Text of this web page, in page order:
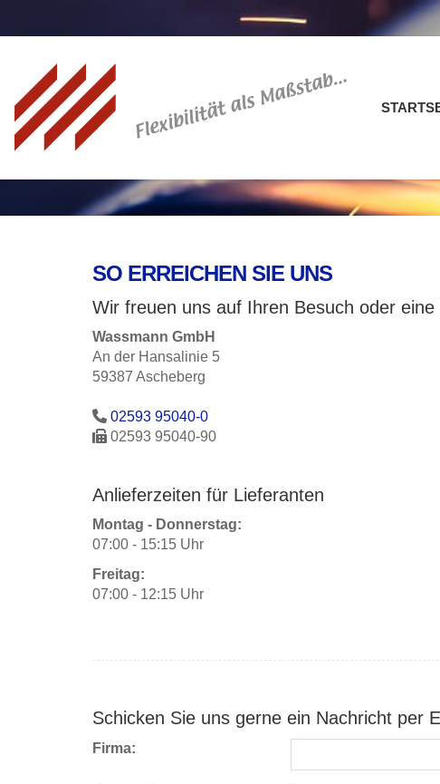
SO ERREICHEN SIE UNS
Wir freuen uns auf Ihren Besuch oder eine
Wassmann GmbH
An der Hansalinie 5
59387 Ascheberg
02593 95040-0
02593 95040-90
Anlieferzeiten für Lieferanten
Montag - Donnerstag:
07:00 - 15:15 Uhr
Freitag:
07:00 - 12:15 Uhr
Schicken Sie uns gerne ein Nachricht per
Firma: